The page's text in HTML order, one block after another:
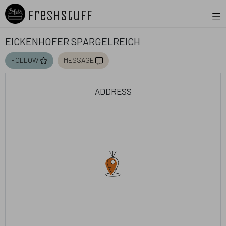
Freshstuff
Eickenhofer Spargelreich
follow message
address